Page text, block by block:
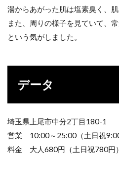
湯からあがった肌は塩素臭く、
また、周りの様子を見ていて、
という気がしました。
データ
埼玉県上尾市中分2丁目180-1
営業 10:00～25:00（土日祝9:00
料金 大人680円（土日祝780円）